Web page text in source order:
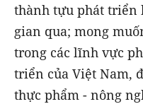
thành tựu phát triển
gian qua; mong
trong các lĩnh vực
triển của Việt Nam,
thực phẩm - nông